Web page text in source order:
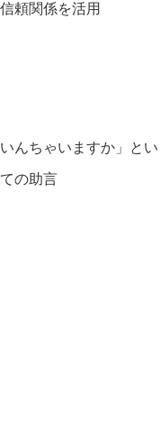
頼関係を活用
んちゃいますか」と
の助言